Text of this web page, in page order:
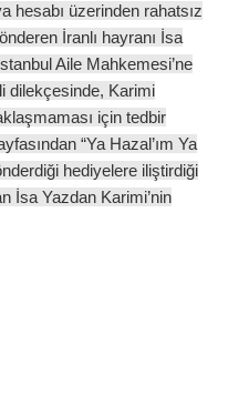
hesabı üzerinden rahatsız
İranlı hayranı İsa
Aile Mahkemesi’ne
dilekçesinde, Karimi
için tedbir
“Ya Hazal’ım Ya
hediyelere iliştirdiği
İsa Yazdan Karimi’nin